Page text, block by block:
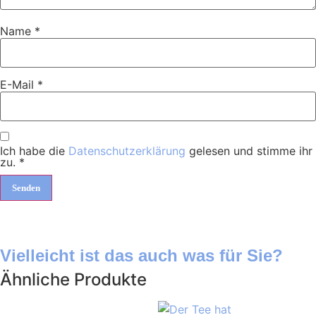
Name *
E-Mail *
Ich habe die Datenschutzerklärung gelesen und stimme ihr
zu. *
Vielleicht ist das auch was für Sie?
Ähnliche Produkte